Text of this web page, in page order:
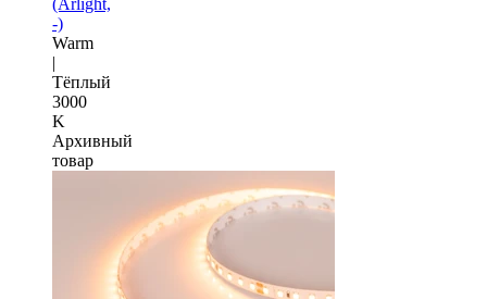
-)
Warm
|
Тёплый
3000
K
Архивный
товар